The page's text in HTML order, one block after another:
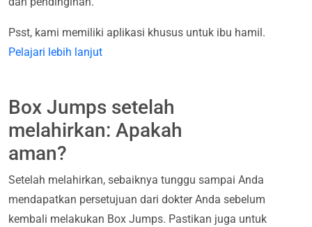
Psst, kami memiliki aplikasi khusus untuk ibu hamil.
Pelajari lebih lanjut
Box Jumps setelah
melahirkan: Apakah
aman?
Setelah melahirkan, sebaiknya tunggu sampai Anda
mendapatkan persetujuan dari dokter Anda sebelum
kembali melakukan Box Jumps. Pastikan juga untuk